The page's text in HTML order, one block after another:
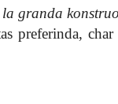
granda
preferinda,